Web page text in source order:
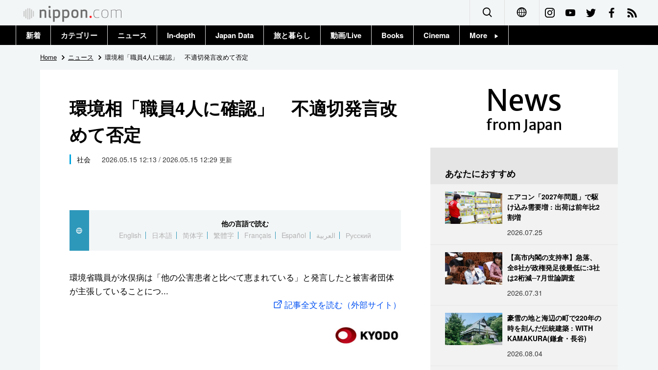
Français
新着 カテゴリー
政治・外交
国際
社会
文化
スポーツ・東京2020
ニュース
トップ
In-depth Japan Data 旅と暮らし 動画/Live Books Cinema More
Home ニュース 環境相「職員4人に確認」 不適切発言改めて否定
環境相「職員4人に確認」 不適切発言改
めて否定
社会 2026.05.15 12:13 / 2026.05.15 12:29 更新
他の言語で読む
English
日本語 简体字 繁體字 Français Español العربية Русский
環境省職員が水俣病は「他の公害患者と比べて恵まれている」と発言したと被害者団体
が主張していることにつ...
記事全文を読む（外部サイト）
News
from Japan
あなたにおすすめ
エアコン「2027年問題」で駆
け込み需要増 : 出荷は前年比2
割増
2026.07.25
【高市内閣の支持率】急落、
全8社が政権発足後最低に:3社
は2桁減─7月世論調査
2026.07.31
豪雪の地と海辺の町で220年の
時を刻んだ伝統建築 : WITH
KAMAKURA(鎌倉・長谷)
2026.08.04